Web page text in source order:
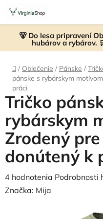
Prejsť
obsah
🐻 Do lesa pripravení
hubárov a rybárov.
Domov
/ Oblečenie / Pánske /
pánske s rybárskym
práci
Tričko
rybárskym
Zrodený
donútený k
Priemerné
hodnotenie
4 hodnotenia Podrobnosti
Značka: Mija